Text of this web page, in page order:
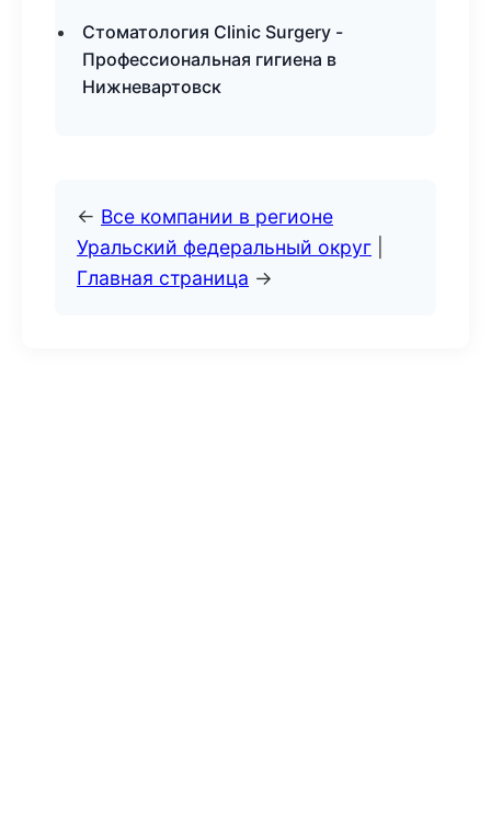
Стоматология Clinic Surgery -
Профессиональная гигиена в
Нижневартовск
← Все компании в регионе
Уральский федеральный округ
Главная страница →